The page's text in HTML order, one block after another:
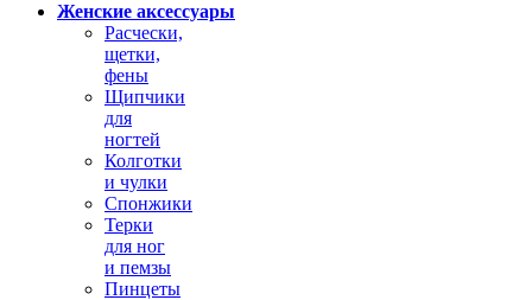
Женские аксессуары
Расчески,
щетки,
фены
Щипчики
для
ногтей
Колготки
и чулки
Спонжики
Терки
для ног
и пемзы
Пинцеты